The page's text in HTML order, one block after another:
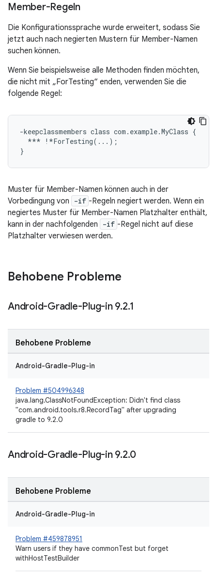
Member-Regeln
Die Konfigurationssprache wurde erweitert, sodass Sie
jetzt auch nach negierten Mustern für Member-Namen
suchen können.
Wenn Sie beispielsweise alle Methoden finden möchten,
die nicht mit „ForTesting“ enden, verwenden Sie die
folgende Regel:
-keepclassmembers class com.example.MyClass {
  *** !*ForTesting(...);
Muster für Member-Namen können auch in der
Vorbedingung von
-if -Regeln negiert werden. Wenn ein
negiertes Muster für Member-Namen Platzhalter enthält,
kann in der nachfolgenden
-if -Regel nicht auf diese
Platzhalter verwiesen werden.
Behobene Probleme
Android-Gradle-Plug-in 9.2.1
Behobene Probleme
Android-Gradle-Plug-in
Problem #504996348
java.lang.ClassNotFoundException: Didn't find class
"com.android.tools.r8.RecordTag" after upgrading
gradle to 9.2.0
Android-Gradle-Plug-in 9.2.0
Behobene Probleme
Android-Gradle-Plug-in
Problem #459878951
Warn users if they have commonTest but forget
withHostTestBuilder